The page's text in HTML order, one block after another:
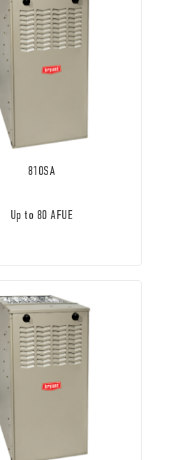
810SA
Up to 80 AFUE